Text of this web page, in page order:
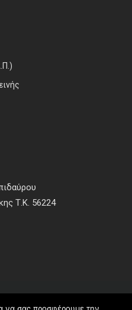
Τ.Κ. 56224